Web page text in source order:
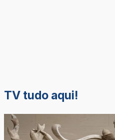
TV tudo aqui!